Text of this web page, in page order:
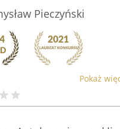
Pieczyński
Pokaż